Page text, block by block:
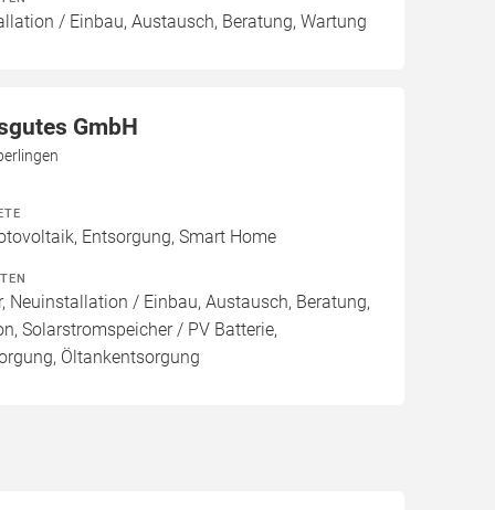
/ Einbau, Austausch, Beratung, Wartung
GmbH
Entsorgung, Smart Home
Neuinstallation / Einbau, Austausch, Beratung,
Solarstromspeicher / PV Batterie,
Öltankentsorgung